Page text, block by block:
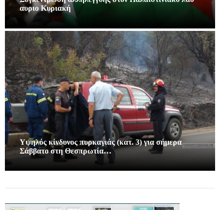
αυριο Κυριακή
Υψηλός κίνδυνος πυρκαγιάς (κατ. 3) για σήμερα
Σάββατο στη Θεσπρωτία…